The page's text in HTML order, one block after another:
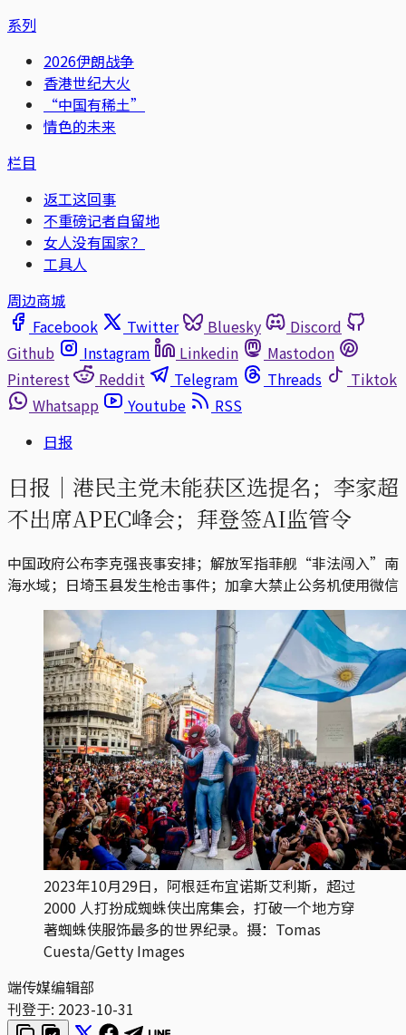
系列
2026伊朗战争
香港世纪大火
“中国有稀土”
情色的未来
栏目
返工这回事
不重磅记者自留地
女人没有国家？
工具人
周边商城
Facebook
Twitter Bluesky
Discord
Github
Instagram Linkedin
Mastodon
Pinterest
Reddit Telegram Threads
Tiktok
Whatsapp
Youtube
RSS
日报
日报｜港民主党未能获区选提名；李家超
不出席APEC峰会；拜登签AI监管令
中国政府公布李克强丧事安排；解放军指菲舰“非法闯入”南
海水域；日埼玉县发生枪击事件；加拿大禁止公务机使用微信
2023年10月29日，阿根廷布宜诺斯艾利斯，超过
2000 人打扮成蜘蛛侠出席集会，打破一个地方穿
著蜘蛛侠服饰最多的世界纪录。摄：Tomas
Cuesta/Getty Images
端传媒编辑部
刊登于: 2023-10-31